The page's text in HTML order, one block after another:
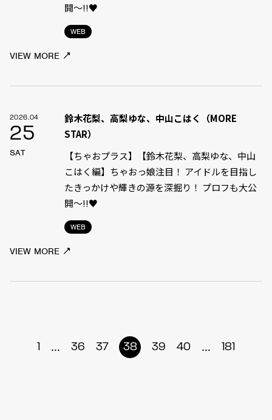
WEB
開～!!♥
VIEW MORE
2026.04
25
SAT
WEB
鈴木花梨、高梨ゆな、中山こはく（MORE
STAR）
【ちゃおプラス】【鈴木花梨、高梨ゆな、中山
こはく編】ちゃおっ娘注目！ アイドルを目指し
たきっかけや輝きの源を深掘り！ プロフも大公
開～!!♥
VIEW MORE
1 ... 36 37 38 39 40 ... 181